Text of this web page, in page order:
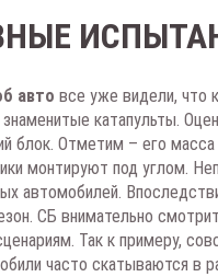
авто все уже видели, что
катапульты.
блок. Отметим – его
монтируют под углом.
автомобилей.
СБ внимательно
Так к примеру,
часто скатываются в